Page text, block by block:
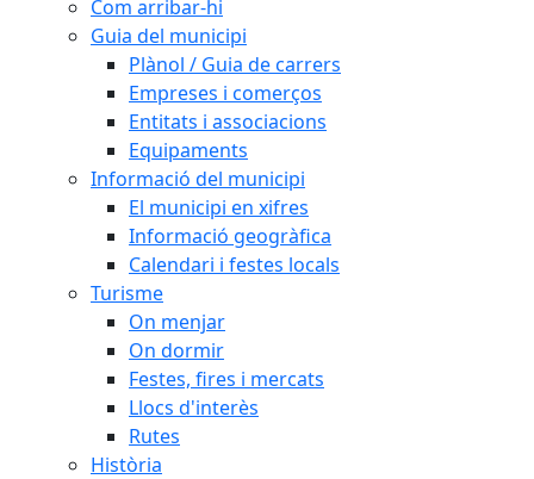
Com arribar-hi
Guia del municipi
Plànol / Guia de carrers
Empreses i comerços
Entitats i associacions
Equipaments
Informació del municipi
El municipi en xifres
Informació geogràfica
Calendari i festes locals
Turisme
On menjar
On dormir
Festes, fires i mercats
Llocs d'interès
Rutes
Història